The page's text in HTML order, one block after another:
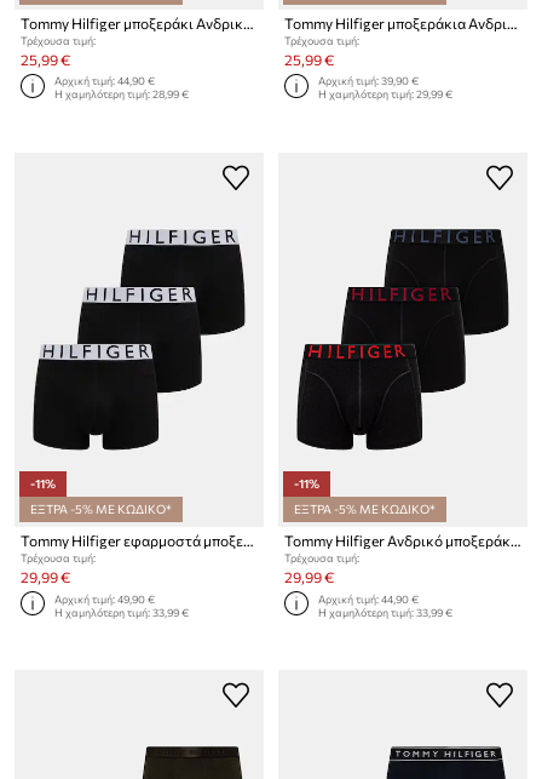
Τρέχουσα τιμή:
25,99 €
Αρχική τιμή:44,90 €
Η χαμηλότερη τιμή:28,99 €
Τρέχουσα τιμή:
25,99 €
Αρχική τιμή:39,90 €
Η χαμηλότερη τιμή:29,99 €
-11%
ΕΞΤΡΑ -5% ΜΕ ΚΩΔΙΚΟ*
Tommy Hilfiger εφαρμοστά μποξεράκια Ανδρικά 3-pack
Τρέχουσα τιμή:
29,99 €
Αρχική τιμή:49,90 €
Η χαμηλότερη τιμή:33,99 €
-11%
ΕΞΤΡΑ -5% ΜΕ ΚΩΔΙΚΟ*
Tommy Hilfiger Ανδρικό μποξεράκι με βαμβάκι 3-pack
Τρέχουσα τιμή:
29,99 €
Αρχική τιμή:44,90 €
Η χαμηλότερη τιμή:33,99 €